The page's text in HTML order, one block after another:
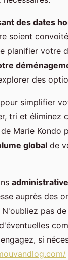
des dates
soient
planifier votre
des
simplifier
tri et
Marie Kondo
global de
auprès des
pas
si